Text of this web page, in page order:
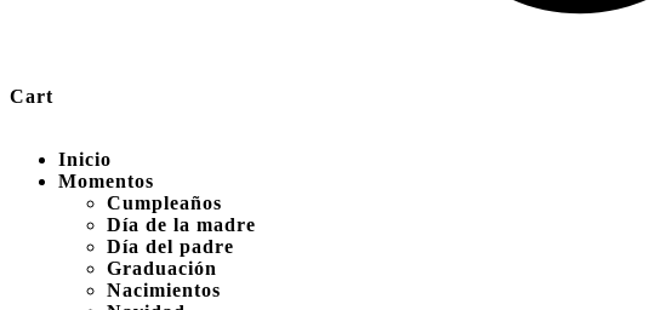
Cart
Inicio
Momentos
Cumpleaños
Día de la madre
Día del padre
Graduación
Nacimientos